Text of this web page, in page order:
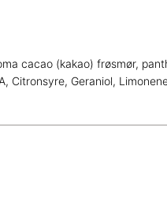
cacao (kakao) frøsmør,
Citronsyre, Geraniol,